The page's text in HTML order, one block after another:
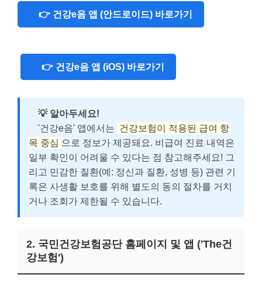
👉 건강e음 앱 (안드로이드) 바로가기
👉 건강e음 앱 (iOS) 바로가기
💡 알아두세요!
'건강e음' 앱에서는 건강보험이 적용된 급여 항
목 중심 으로 정보가 제공돼요. 비급여 진료 내역은
일부 확인이 어려울 수 있다는 점 참고해주세요! 그
리고 민감한 질환(예: 정신과 질환, 성병 등) 관련 기
록은 사생활 보호를 위해 별도의 동의 절차를 거치
거나 조회가 제한될 수 있습니다.
2. 국민건강보험공단 홈페이지 및 앱 ('The건
강보험')